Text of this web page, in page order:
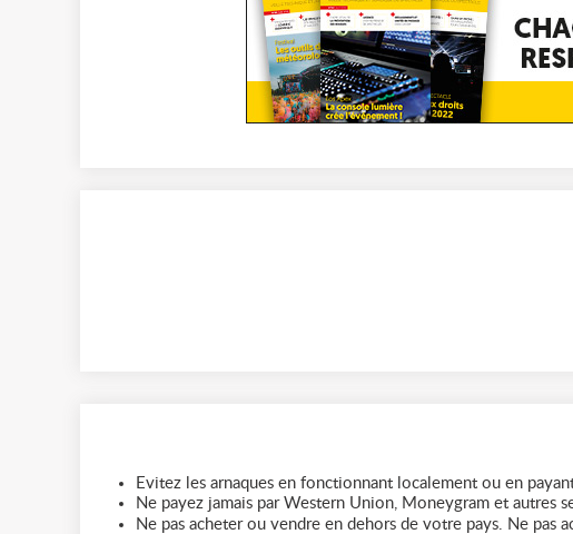
Evitez les arnaques en fonctionnant localement ou en
Ne payez jamais par Western Union, Moneygram et autres
Ne pas acheter ou vendre en dehors de votre pays. Ne pas